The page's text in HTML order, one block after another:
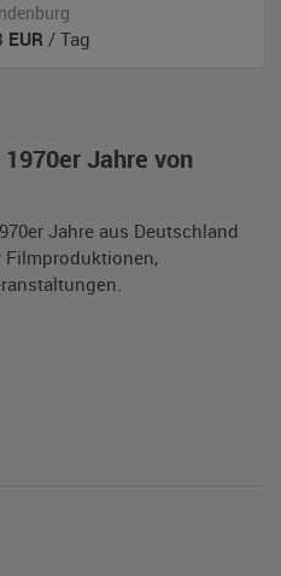
Jahre von
Jahre aus Deutschland
EUR / Tag